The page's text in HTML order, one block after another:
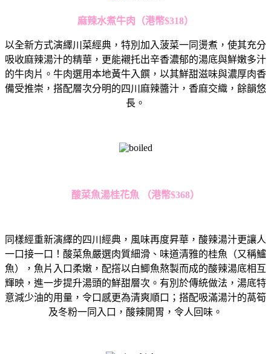
麻辣水煮牛肉（港幣$318）
以全新方式演繹川菜經典，特別加入菠菜一同燙煮，使其充分
吸收麻辣湯汁的精華，更能襯托出辛香濃郁的湯底與鮮嫩多汁
的牛肉片。牛肉選用本地黃牛入饌，以其鮮甜滋味與濃厚肉香
備受推崇，搭配層次分明的四川麻辣醬汁，香麻交織，餘韻悠
長。
酸菜魚湯桂花魚 （港幣$368）
同樣經重新演繹的四川經典，風味再度昇華，酸辣湯汁更讓人
一口接一口！酸菜魚嚴選肉質細滑、味道清雅的桂魚（又稱鱸
魚），魚片入口柔嫩，配撘以白鯽魚熬製而成的酸辣湯底相互
輝映，進一步提升湯頭的鮮甜層次。有別於傳統做法，湯底特
意減少油的用量，令口感更為清爽順口；搭配吸滿湯汁的萵筍
及冬粉一同入口，酸辣開胃，令人回味。